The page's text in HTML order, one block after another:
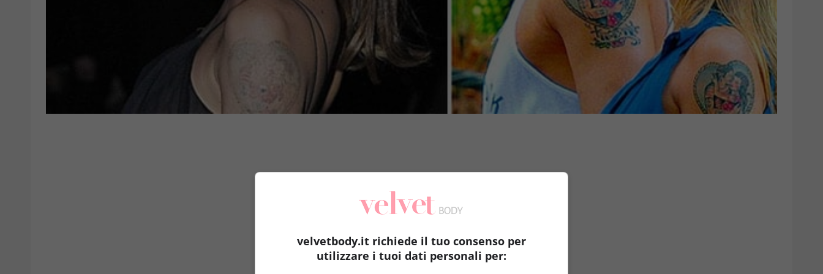
velvetbody.it richiede il tuo consenso per
utilizzare i tuoi dati personali per: